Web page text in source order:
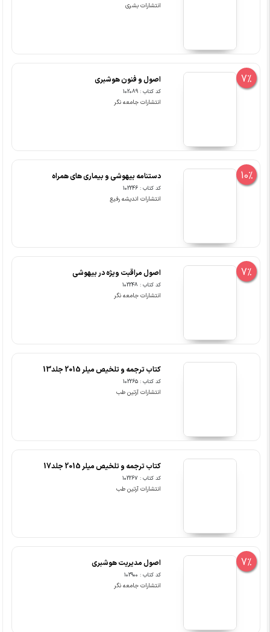
انتشارات بشری
7% اصول و فنون هوشبری
کد کتاب : 102089
انتشارات جامعه نگر
10% دستنامه بیهوشی و بیماری های همراه
کد کتاب : 102246
انتشارات اندیشه رفیع
7% اصول مراقبت ویژه در بیهوشی
کد کتاب : 102248
انتشارات جامعه نگر
کتاب ترجمه و تلخیص میلر 2015 جلد13
کد کتاب : 102265
انتشارات آرتین طب
کتاب ترجمه و تلخیص میلر 2015 جلد17
کد کتاب : 102267
انتشارات آرتین طب
7% اصول مدیریت هوشبری
کد کتاب : 102900
انتشارات جامعه نگر